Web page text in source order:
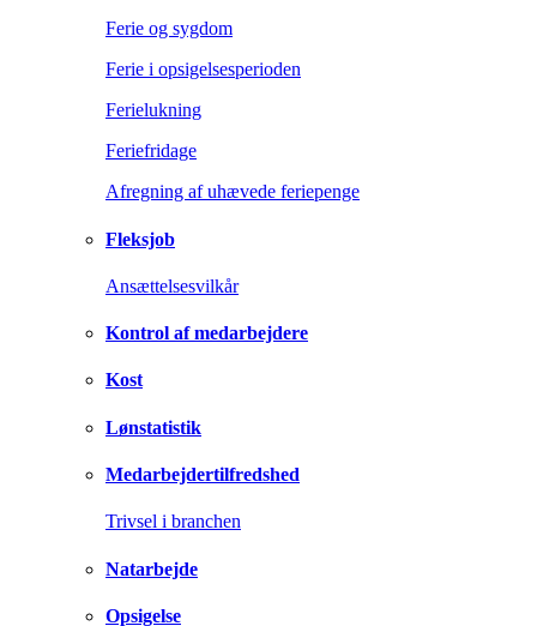
Ferie og sygdom
Ferie i opsigelsesperioden
Ferielukning
Feriefridage
Afregning af uhævede feriepenge
Fleksjob
Ansættelsesvilkår
Kontrol af medarbejdere
Kost
Lønstatistik
Medarbejdertilfredshed
Trivsel i branchen
Natarbejde
Opsigelse